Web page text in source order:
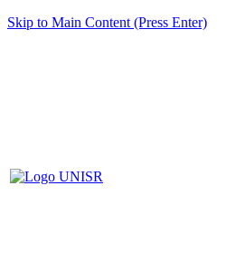
Skip to Main Content (Press Enter)